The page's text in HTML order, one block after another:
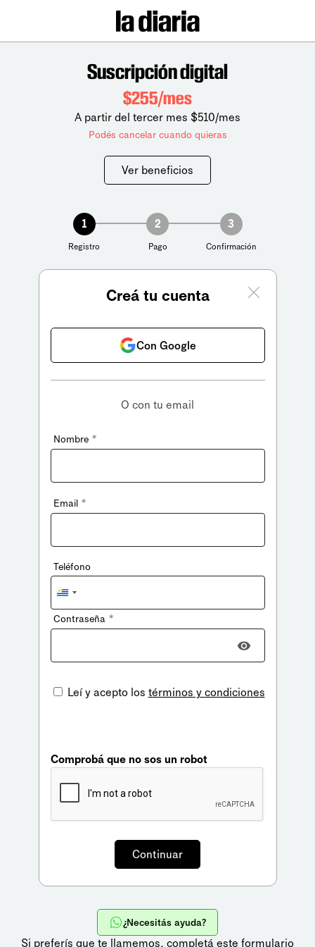
Suscripción digital
$255/mes
A partir del tercer mes $510/mes
Podés cancelar cuando quieras
Ver beneficios
1
Registro
2
Pago
3
Confirmación
Creá tu cuenta
Con Google
O con tu email
Nombre *
Email *
Teléfono
Uruguay
+598
Contraseña *
Leí y acepto los términos y condiciones
Comprobá que no sos un robot
¿Necesitás ayuda?
Si preferís que te llamemos, completá este formulario